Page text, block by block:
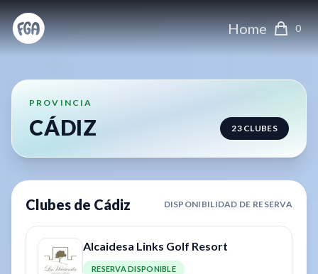
Home 0
PROVINCIA
CÁDIZ 23CLUBES
Clubes de Cádiz DISPONIBILIDAD DE RESERVA
Alcaidesa Links Golf Resort
RESERVA DISPONIBLE